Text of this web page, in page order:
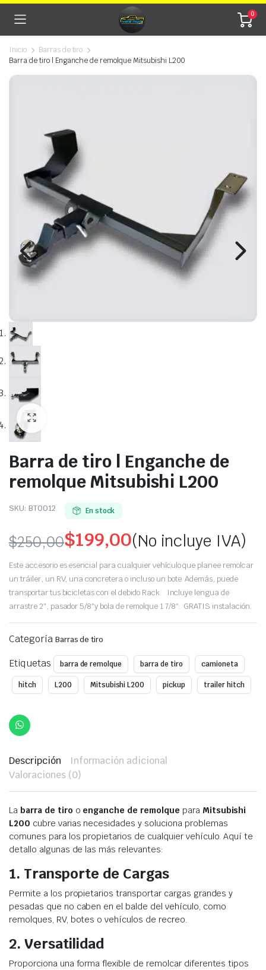
0
Inicio
Barras de tiro
Barra de tiro | Enganche de remolque Mitsubishi L200
Barra de tiro | Enganche de
remolque Mitsubishi L200
SKU: BT0012 En stock
$250,00
Original
price
was:
$250,00.
$199,00
Current
price
is:
$199,00.
(No incluye IVA)
Este accesorio es esencial para cualquier vehículo que planee remolcar
un tráiler, un RV, una concretera o incluso un bote. Además, puede
transportar tus bicicletas con el debido Rack. Incluye lengua de
arrastre 2″, pasador 5/8″y bola de remolque 1 7/8″. GRATIS instalación.
Categoría Barras de tiro
Etiquetas barra de remolque barra de tiro camioneta
hitch L200 Mitsubishi L200 pickup trailer hitch
Descripción
Información adicional
Valoraciones (0)
La barra de tiro o enganche de remolque para Mitsubishi
L200 cubre varias necesidades y soluciona problemas
comunes para los propietarios de cualquier vehículo. Aquí te
detallo algunas de las más relevantes:
1. Transporte de Cargas
Permite a los propietarios transportar cargas grandes y
pesadas que no caben en el balde del vehículo, como
remolques, RV, botes o vehículos de recreo.
2. Versatilidad
Proporciona una forma flexible de remolcar diferentes tipos